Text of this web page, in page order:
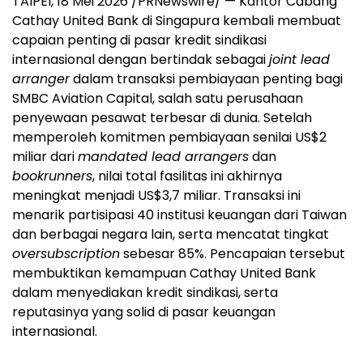
Cathay United Bank di Singapura kembali membuat
capaian penting di pasar kredit sindikasi
internasional dengan bertindak sebagaijoint lead
arrangerdalam transaksi pembiayaan penting bagi
SMBC Aviation Capital, salah satu perusahaan
penyewaan pesawat terbesar di dunia. Setelah
memperoleh komitmen pembiayaan senilai US$2
miliar darimandated lead arrangersdan
bookrunners, nilai total fasilitas ini akhirnya
meningkat menjadi US$3,7 miliar. Transaksi ini
menarik partisipasi 40 institusi keuangan dari Taiwan
dan berbagai negara lain, serta mencatat tingkat
oversubscriptionsebesar 85%. Pencapaian tersebut
membuktikan kemampuan Cathay United Bank
dalam menyediakan kredit sindikasi, serta
reputasinya yang solid di pasar keuangan
internasional.